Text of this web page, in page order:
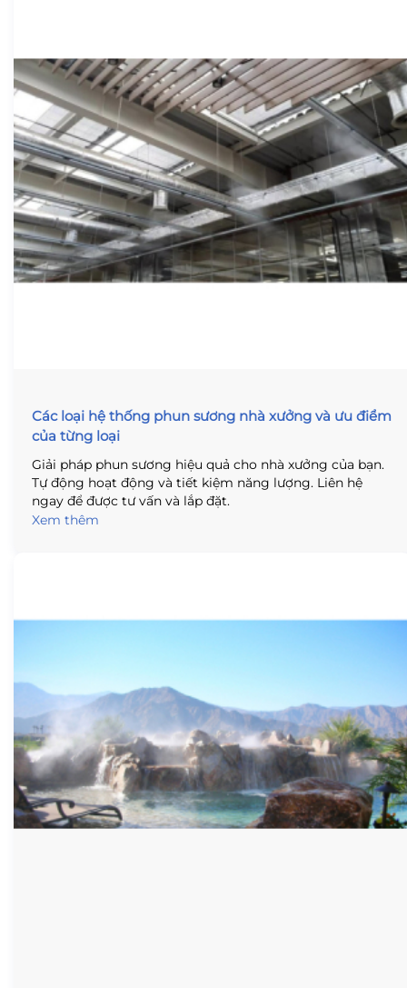
Các loại hệ thống phun sương nhà xưởng và ưu điểm
của từng loại
Giải pháp phun sương hiệu quả cho nhà xưởng của bạn.
Tự động hoạt động và tiết kiệm năng lượng. Liên hệ
ngay để được tư vấn và lắp đặt.
Xem thêm